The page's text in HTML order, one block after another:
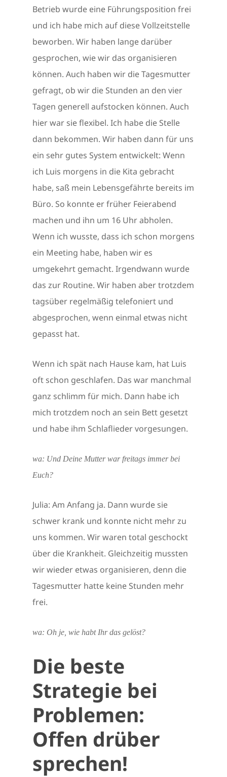
Betrieb wurde eine Führungsposition frei
und ich habe mich auf diese Vollzeitstelle
beworben. Wir haben lange darüber
gesprochen, wie wir das organisieren
können. Auch haben wir die Tagesmutter
gefragt, ob wir die Stunden an den vier
Tagen generell aufstocken können. Auch
hier war sie flexibel. Ich habe die Stelle
dann bekommen. Wir haben dann für uns
ein sehr gutes System entwickelt: Wenn
ich Luis morgens in die Kita gebracht
habe, saß mein Lebensgefährte bereits im
Büro. So konnte er früher Feierabend
machen und ihn um 16 Uhr abholen.
Wenn ich wusste, dass ich schon morgens
ein Meeting habe, haben wir es
umgekehrt gemacht. Irgendwann wurde
das zur Routine. Wir haben aber trotzdem
tagsüber regelmäßig telefoniert und
abgesprochen, wenn einmal etwas nicht
gepasst hat.
Wenn ich spät nach Hause kam, hat Luis
oft schon geschlafen. Das war manchmal
ganz schlimm für mich. Dann habe ich
mich trotzdem noch an sein Bett gesetzt
und habe ihm Schlaflieder vorgesungen.
wa: Und Deine Mutter war freitags immer bei
Euch?
Julia: Am Anfang ja. Dann wurde sie
schwer krank und konnte nicht mehr zu
uns kommen. Wir waren total geschockt
über die Krankheit. Gleichzeitig mussten
wir wieder etwas organisieren, denn die
Tagesmutter hatte keine Stunden mehr
frei.
wa: Oh je, wie habt Ihr das gelöst?
Die beste
Strategie bei
Problemen:
Offen drüber
sprechen!